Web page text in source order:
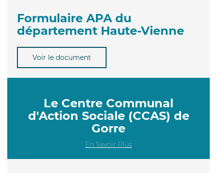
Formulaire APA du
département Haute-Vienne
Voir le document
Le Centre Communal
d'Action Sociale (CCAS) de
Gorre
En Savoir Plus